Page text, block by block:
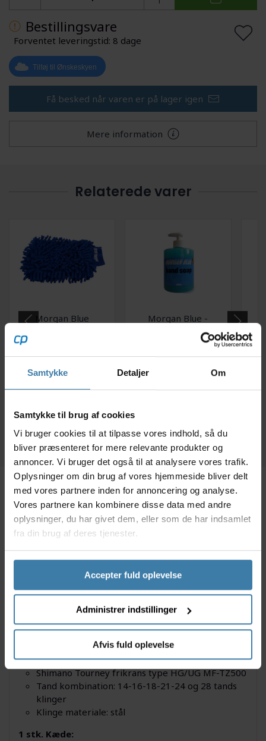
Samtykke Detaljer Om
Samtykke til brug af cookies
Vi bruger cookies til at tilpasse vores indhold, så du
bliver præsenteret for mere relevante produkter og
annoncer. Vi bruger det også til at analysere vores trafik.
Oplysninger om din brug af vores hjemmeside bliver delt
med vores partnere inden for annoncering og analyse.
Vores partnere kan kombinere disse data med andre
oplysninger, du har givet dem, eller som de har indsamlet
fra din brug af deres tjenester.
Accepter fuld oplevelse
Administrer indstillinger
Afvis fuld oplevelse
Bestillingsvare
Forventet leveringstid: 8 dage
Tilføj til Ønskeskyen
Få besked når varen er på lager igen
Mere information
Relaterede varer
Morgan Blue
Morgan Blue -
Håndsæbe til
værkstedsbrug - 500
ml
Beskrivelse Specifikationer
Når man skifter sin frikrans så skal der også skiftes
kæde og begge dele får du i denne bundle. Sættet
gearinterval 14-28 tand og Shimano HG40 kæde som
passer dertil og desuden er der samle led med til
Denne bundle indeholder følgende produkter:
Shimano Tourney frikrans type HG/UG MF-TZ500
Tand kombination: 14-16-18-21-24 og 28 tands
klinger
Klinge materiale: stål
1 stk. Kæde: